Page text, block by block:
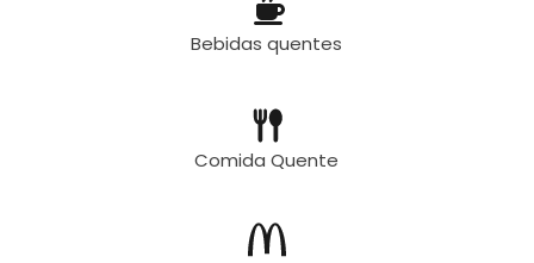
Bebidas quentes
Comida Quente